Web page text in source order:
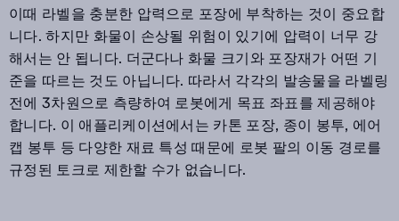
이때 라벨을 충분한 압력으로 포장에 부착하는 것이 중요합
니다. 하지만 화물이 손상될 위험이 있기에 압력이 너무 강
해서는 안 됩니다. 더군다나 화물 크기와 포장재가 어떤 기
준을 따르는 것도 아닙니다. 따라서 각각의 발송물을 라벨링
전에 3차원으로 측량하여 로봇에게 목표 좌표를 제공해야
합니다. 이 애플리케이션에서는 카톤 포장, 종이 봉투, 에어
캡 봉투 등 다양한 재료 특성 때문에 로봇 팔의 이동 경로를
규정된 토크로 제한할 수가 없습니다.